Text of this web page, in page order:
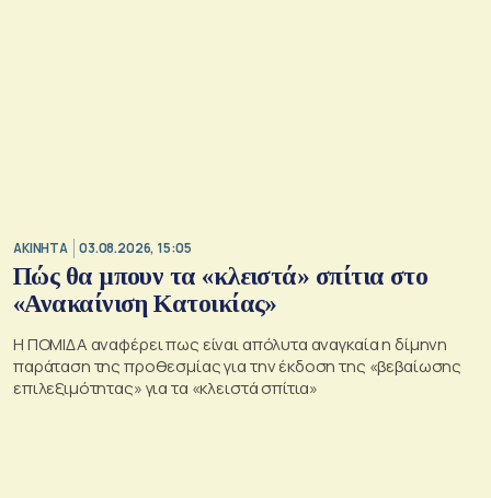
ΑΚΙΝΗΤΑ 03.08.2026, 15:05
Πώς θα μπουν τα «κλειστά» σπίτια στο
«Ανακαίνιση Κατοικίας»
Η ΠΟΜΙΔΑ αναφέρει πως είναι απόλυτα αναγκαία η δίμηνη
παράταση της προθεσμίας για την έκδοση της «βεβαίωσης
επιλεξιμότητας» για τα «κλειστά σπίτια»